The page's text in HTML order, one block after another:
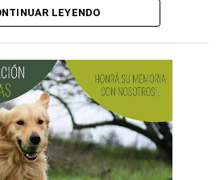
informaron que,durante las
LEYENDO